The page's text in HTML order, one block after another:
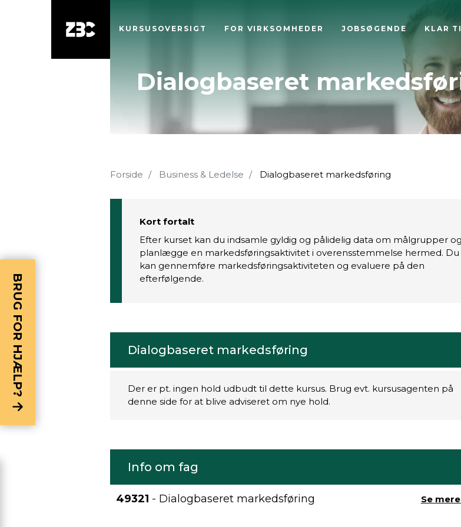
KURSUSOVERSIGT FOR VIRKSOMHEDER JOBSØGENDE KLAR
Dialogbaseret
Forside Business & Ledelse Dialogbaseret markedsføring
Kort fortalt
Efter kurset kan du indsamle gyldig og pålidelig data om målgrupper og
planlægge en markedsføringsaktivitet i overensstemmelse hermed. Du
kan gennemføre markedsføringsaktiviteten og evaluere på den
efterfølgende.
Dialogbaseret markedsføring
Der er pt. ingen hold udbudt til dette kursus. Brug evt. kursusagenten på
denne side for at blive adviseret om nye hold.
Info om fag
49321 - Dialogbaseret markedsføring Se mere
BRUG FOR HJÆLP?